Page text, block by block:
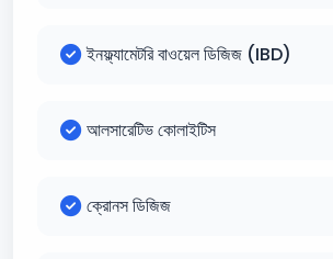
ইনফ্ল্যামেটরি বাওয়েল ডিজিজ (IBD)
আলসারেটিভ কোলাইটিস
ক্রোনস ডিজিজ